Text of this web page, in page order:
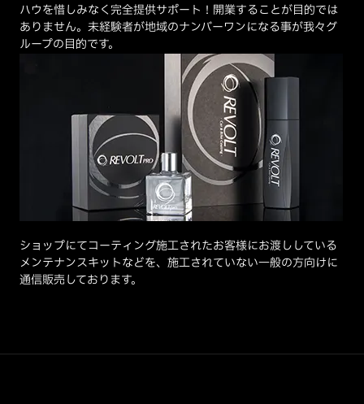
ハウを惜しみなく完全提供サポート！開業することが目的では
ありません。未経験者が地域のナンバーワンになる事が我々グ
ループの目的です。
ショップにてコーティング施工されたお客様にお渡ししている
メンテナンスキットなどを、施工されていない一般の方向けに
通信販売しております。